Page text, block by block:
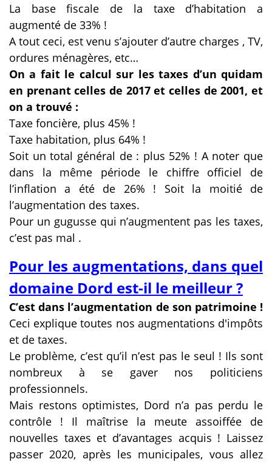
La base fiscale de la taxe d’habitation a
augmenté de 33% !
A tout ceci, est venu s’ajouter d’autre charges , TV,
ordures ménagères, etc…
On a fait le calcul sur les taxes d’un quidam
en prenant celles de 2017 et celles de 2001, et
on a trouvé :
Taxe foncière, plus 45% !
Taxe habitation, plus 64% !
Soit un total général de : plus 52% ! A noter que
dans la même période le chiffre officiel de
l’inflation a été de 26% ! Soit la moitié de
l’augmentation des taxes.
Pour un gugusse qui n’augmentent pas les taxes,
c’est pas mal .
Pour les augmentations, dans quel
domaine Dord est-il le meilleur ?
C’est dans l’augmentation de son patrimoine !
Ceci explique toutes nos augmentations d'impôts
et de taxes.
Le problème, c’est qu’il n’est pas le seul ! Ils sont
nombreux à se gaver nos politiciens
professionnels.
Mais restons optimistes, Dord n’a pas perdu le
contrôle ! Il maîtrise la meute assoiffée de
nouvelles taxes et d’avantages acquis ! Laissez
passer 2020, après les municipales, vous allez